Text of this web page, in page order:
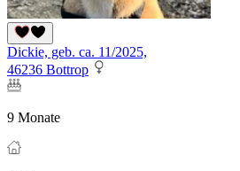
Dickie, geb. ca. 11/2025,
46236 Bottrop
9 Monate